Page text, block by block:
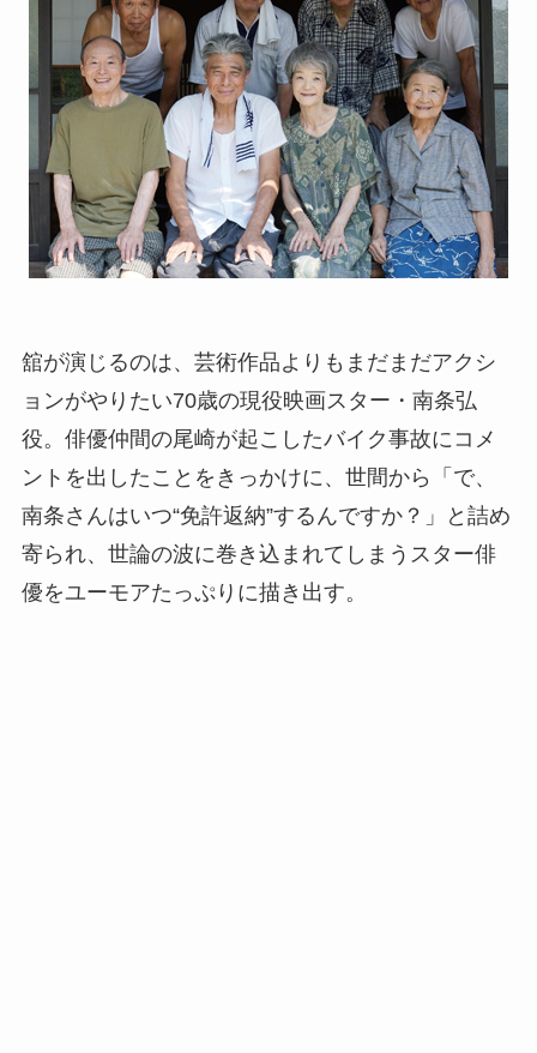
舘が演じるのは、芸術作品よりもまだまだアクシ
ョンがやりたい70歳の現役映画スター・南条弘
役。俳優仲間の尾崎が起こしたバイク事故にコメ
ントを出したことをきっかけに、世間から「で、
南条さんはいつ“免許返納”するんですか？」と詰め
寄られ、世論の波に巻き込まれてしまうスター俳
優をユーモアたっぷりに描き出す。